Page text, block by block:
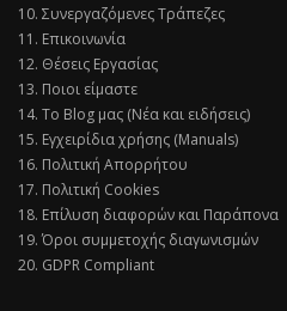
10. Συνεργαζόμενες Τράπεζες
11. Επικοινωνία
12. Θέσεις Εργασίας
13. Ποιοι είμαστε
14. Το Blog μας (Νέα και ειδήσεις)
15. Εγχειρίδια χρήσης (Manuals)
16. Πολιτική Απορρήτου
17. Πολιτική Cookies
18. Επίλυση διαφορών και Παράπονα
19. Όροι συμμετοχής διαγωνισμών
20. GDPR Compliant